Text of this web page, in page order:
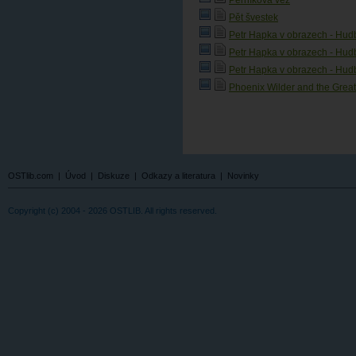
Pět švestek
Petr Hapka v obrazech -
Petr Hapka v obrazech -
Petr Hapka v obrazech -
Phoenix Wilder and the
OSTlib.com | Úvod | Diskuze | Odkazy a literatura | Novinky
Copyright (c) 2004 - 2026 OSTLIB. All rights reserved.